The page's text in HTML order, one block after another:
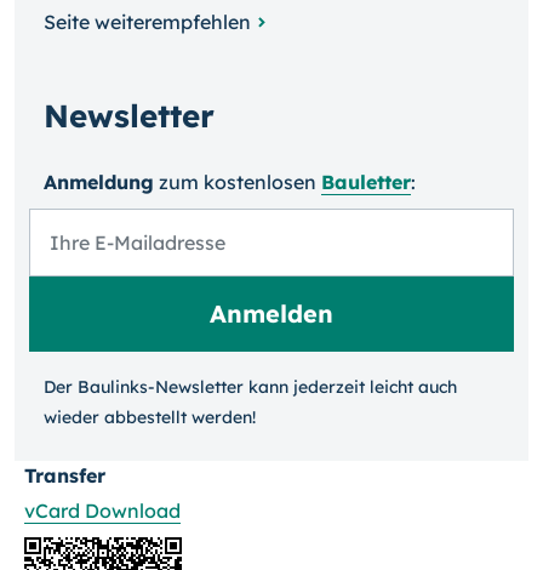
Seite weiterempfehlen
Newsletter
Anmeldung zum kosten­losen Bauletter:
Der Baulinks-Newsletter kann jeder­zeit leicht auch
wieder ab­bestellt werden!
Transfer
vCard Download